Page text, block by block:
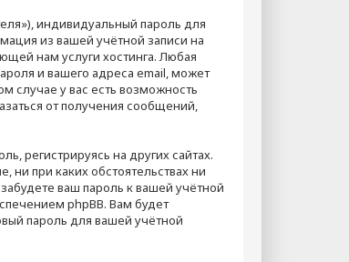
индивидуальный пароль для
из вашей учётной записи на
нам услуги хостинга. Любая
и вашего адреса email, может
случае у вас есть возможность
от получения сообщений,
регистрируясь на других сайтах.
ни при каких обстоятельствах ни
ваш пароль к вашей учётной
phpBB. Вам будет
пароль для вашей учётной